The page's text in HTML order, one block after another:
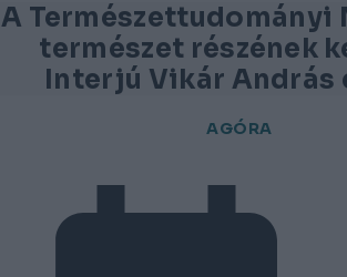
A Természettudományi
természet részének
Interjú Vikár András
AGÓRA